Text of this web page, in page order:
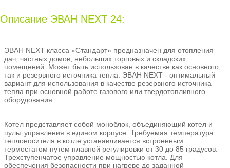
Описание ЭВАН NEXT 24:
ЭВАН NEXT класса «Стандарт» предназначен для отопления
дач, частных домов, небольших торговых и складских
помещений. Может быть использован в качестве как основного,
так и резервного источника тепла. ЭВАН NEXT - оптимальный
вариант для использования в качестве резервного источника
тепла при основной работе газового или твердотопливного
оборудования.
Котел представляет собой моноблок, объединяющий котел и
пульт управления в едином корпусе. Требуемая температура
теплоносителя в котле устанавливается встроенным
термостатом путем плавной регулировки от 30 до 85 градусов.
Трехступенчатое управление мощностью котла. Для
обеспечения безопасности при нагреве до заданной